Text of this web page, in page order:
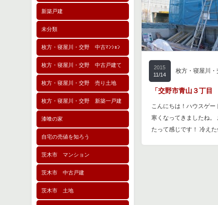
新築戸建
未分類
枚方・寝屋川・交野 中古ﾏﾝｼｮﾝ
枚方・寝屋川・交野 中古戸建て
枚方・寝屋川・交野 売り土地
枚方・寝屋川・交野 新築一戸建
漆喰の家
自宅の売値を知ろう
茨木市 マンション
茨木市 中古戸建
茨木市 土地
2015
11/14
枚方・寝屋川
「交野市青山３丁
こんにちは！ハウスゲ
寒くなってきましたね。
たって感じです！ 冷え